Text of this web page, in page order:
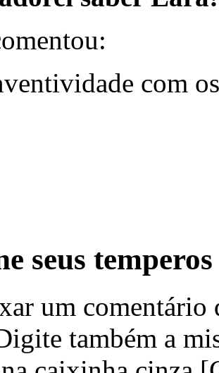
com
seus temperos
um
também a